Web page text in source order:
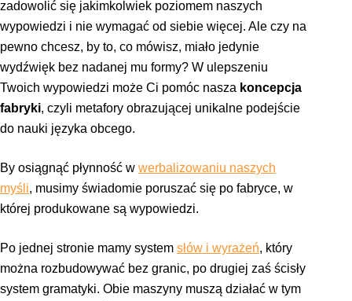
zadowolić się jakimkolwiek poziomem naszych
wypowiedzi i nie wymagać od siebie więcej. Ale czy na
pewno chcesz, by to, co mówisz, miało jedynie
wydźwięk bez nadanej mu formy? W ulepszeniu
Twoich wypowiedzi może Ci pomóc nasza koncepcja
fabryki, czyli metafory obrazującej unikalne podejście
do nauki języka obcego.
By osiągnąć płynność w werbalizowaniu naszych
myśli, musimy świadomie poruszać się po fabryce, w
której produkowane są wypowiedzi.
Po jednej stronie mamy system słów i wyrażeń, który
można rozbudowywać bez granic, po drugiej zaś ścisły
system gramatyki. Obie maszyny muszą działać w tym